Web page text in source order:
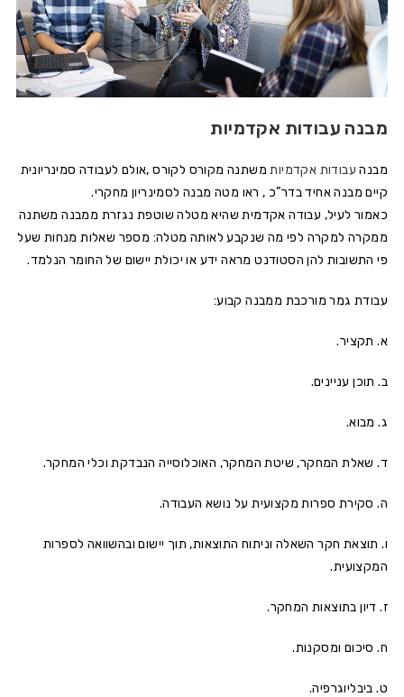
מבנה עבודות אקדמיות
מבנה עבודות אקדמיותמשתנה מקורס לקורס ,אולם לעבודה סמינריונית
קיים מבנה אחיד בדר”כ , ראו מטה מבנה לסמינריון מחקרי.
כאמור לעיל, עבודה אקדמית שהיא מטלה שוטפת נגזרת ממבנה משתנה
ממקרה למקרה לפי מה שנקבע לאותה מטלה: מספר שאלות מנחות שעל
פי התשובות להן הסטודנט מראה ידע או יכולת יישום של החומר הנלמד.
עבודת גמר מורכבת ממבנה קבוע:
א. תקציר.
ב. תוכן עניינים.
ג. מבוא.
ד. שאלת המחקר, שיטת המחקר, האוכלוסייה הנבדקת וכלי המחקר.
ה. סקירת ספרות מקצועית על נושא העבודה.
ו. תוצאת חקר השאלה וניתוח התוצאות, תוך יישום ובהשוואה לספרות
המקצועית.
ז. דיון בתוצאות המחקר.
ח. סיכום ומסקנות.
ט. ביבליוגרפיה.